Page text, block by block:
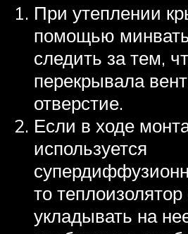
При утеплении
помощью
следить за тем,
перекрывала
отверстие.
Если в ходе
используется
то теплоизолятор
укладывать на